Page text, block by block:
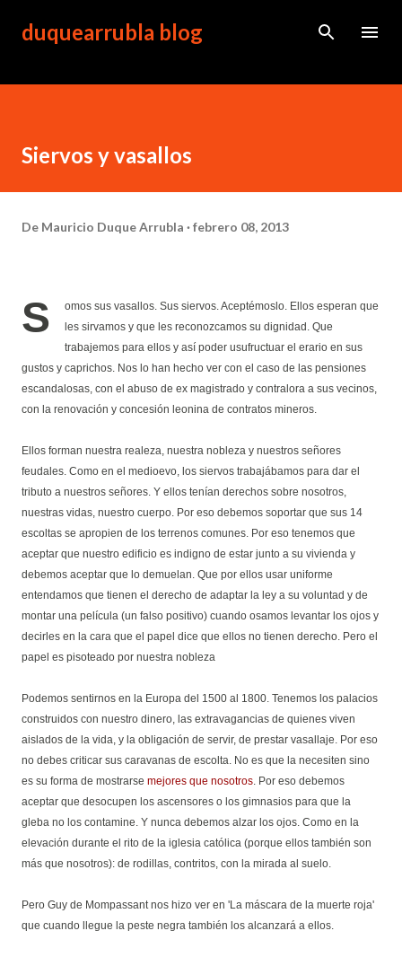
Ir al contenido principal
duquearrubla blog
Siervos y vasallos
De Mauricio Duque Arrubla febrero 08, 2013
S
omos sus vasallos. Sus siervos. Aceptémoslo. Ellos esperan que
les sirvamos y que les reconozcamos su dignidad. Que
trabajemos para ellos y así poder usufructuar el erario en sus
gustos y caprichos. Nos lo han hecho ver con el caso de las pensiones
escandalosas, con el abuso de ex magistrado y contralora a sus vecinos,
con la renovación y concesión leonina de contratos mineros.
Ellos forman nuestra realeza, nuestra nobleza y nuestros señores
feudales. Como en el medioevo, los siervos trabajábamos para dar el
tributo a nuestros señores. Y ellos tenían derechos sobre nosotros,
nuestras vidas, nuestro cuerpo. Por eso debemos soportar que sus 14
escoltas se apropien de los terrenos comunes. Por eso tenemos que
aceptar que nuestro edificio es indigno de estar junto a su vivienda y
debemos aceptar que lo demuelan. Que por ellos usar uniforme
entendamos que tienen el derecho de adaptar la ley a su voluntad y de
montar una película (un falso positivo) cuando osamos levantar los ojos y
decirles en la cara que el papel dice que ellos no tienen derecho. Pero el
papel es pisoteado por nuestra nobleza
Podemos sentirnos en la Europa del 1500 al 1800. Tenemos los palacios
construidos con nuestro dinero, las extravagancias de quienes viven
aislados de la vida, y la obligación de servir, de prestar vasallaje. Por eso
no debes criticar sus caravanas de escolta. No es que la necesiten sino
es su forma de mostrarse mejores que nosotros. Por eso debemos
aceptar que desocupen los ascensores o los gimnasios para que la
gleba no los contamine. Y nunca debemos alzar los ojos. Como en la
elevación durante el rito de la iglesia católica (porque ellos también son
más que nosotros): de rodillas, contritos, con la mirada al suelo.
Pero Guy de Mompassant nos hizo ver en 'La máscara de la muerte roja'
que cuando llegue la peste negra también los alcanzará a ellos.